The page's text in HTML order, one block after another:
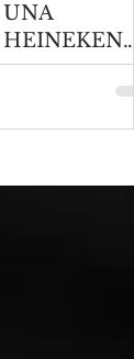
UNA
LA FORMA